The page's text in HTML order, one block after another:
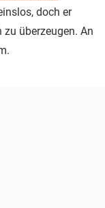
doch er
zu überzeugen. An